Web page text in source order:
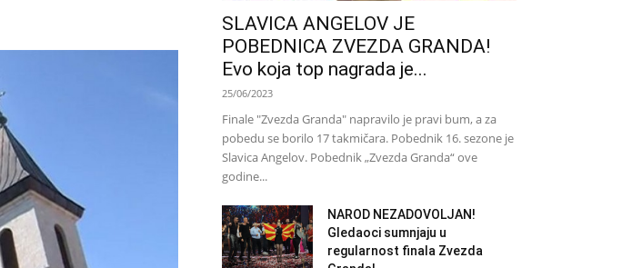
SLAVICA ANGELOV JE
POBEDNICA ZVEZDA GRANDA!
Evo koja top nagrada je...
25/06/2023
Finale "Zvezda Granda" napravilo je pravi bum, a za
pobedu se borilo 17 takmičara. Pobednik 16. sezone je
Slavica Angelov. Pobednik „Zvezda Granda“ ove
godine...
NAROD NEZADOVOLJAN!
Gledaoci sumnjaju u
regularnost finala Zvezda